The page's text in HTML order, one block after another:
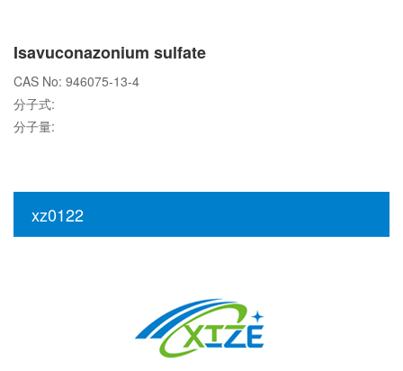
Isavuconazonium sulfate
CAS No: 946075-13-4
分子式:
分子量:
xz0122